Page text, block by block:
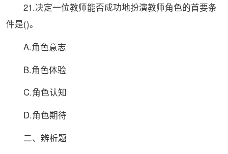
21.决定一位教师能否成功地扮演教师角色的首要条
件是()。
A.角色意志
B.角色体验
C.角色认知
D.角色期待
二、辨析题